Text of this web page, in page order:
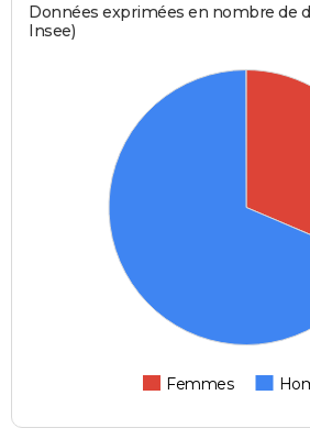
Données exprimées en nombre de
Insee)
Femmes